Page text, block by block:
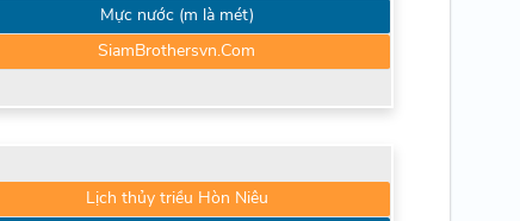
Mực nước (m là mét)
SiamBrothersvn.Com
Lịch thủy triều Hòn Niêu